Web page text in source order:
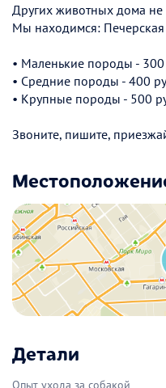
Других животных дома не
Мы находимся:
• Маленькие породы - 300
• Средние породы - 400
• Крупные породы - 500
Звоните, пишите,
Детали
Опыт ухода за собакой